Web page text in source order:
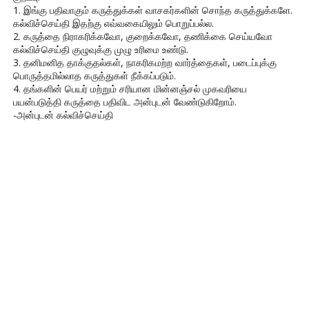
1. இங்கு பதிவாகும் கருத்துக்கள் வாசகர்களின் சொந்த கருத்துக்களே.
கல்விச்செய்தி இதற்கு எவ்வகையிலும் பொறுப்பல்ல.
2. கருத்தை நிராகரிக்கவோ, குறைக்கவோ, தணிக்கை செய்யவோ
கல்விச்செய்தி குழுவுக்கு முழு உரிமை உண்டு.
3. தனிமனித தாக்குதல்கள், நாகரிகமற்ற வார்த்தைகள், படைப்புக்கு
பொருத்தமில்லாத கருத்துகள் நீக்கப்படும்.
4. தங்களின் பெயர் மற்றும் சரியான மின்னஞ்சல் முகவரியை
பயன்படுத்தி கருத்தை பதிவிட அன்புடன் வேண்டுகிறோம்.
-அன்புடன் கல்விச்செய்தி